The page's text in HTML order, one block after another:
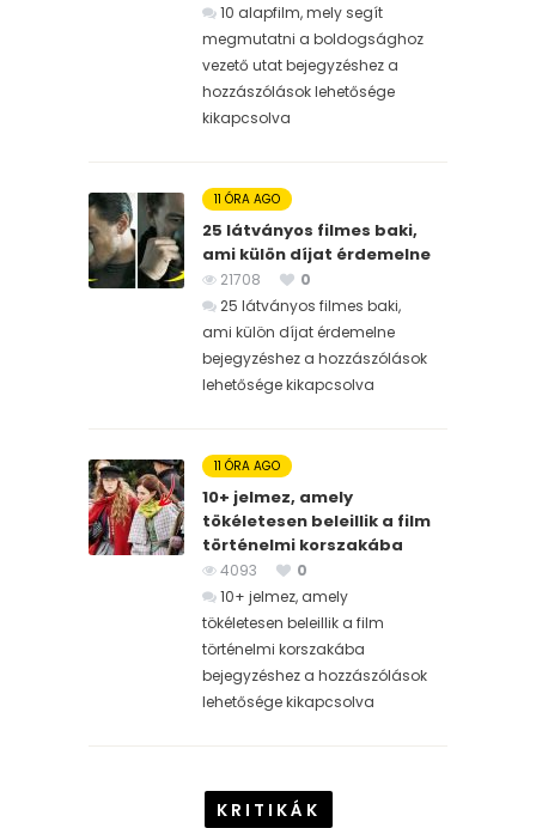
10 alapfilm, mely segít
megmutatni a boldogsághoz
vezető utat bejegyzéshez a
hozzászólások lehetősége
kikapcsolva
11 ÓRA AGO
25 látványos filmes baki,
ami külön díjat érdemelne
21708
0
25 látványos filmes baki,
ami külön díjat érdemelne
bejegyzéshez a hozzászólások
lehetősége kikapcsolva
11 ÓRA AGO
10+ jelmez, amely
tökéletesen beleillik a film
történelmi korszakába
4093
0
10+ jelmez, amely
tökéletesen beleillik a film
történelmi korszakába
bejegyzéshez a hozzászólások
lehetősége kikapcsolva
KRITIKÁK